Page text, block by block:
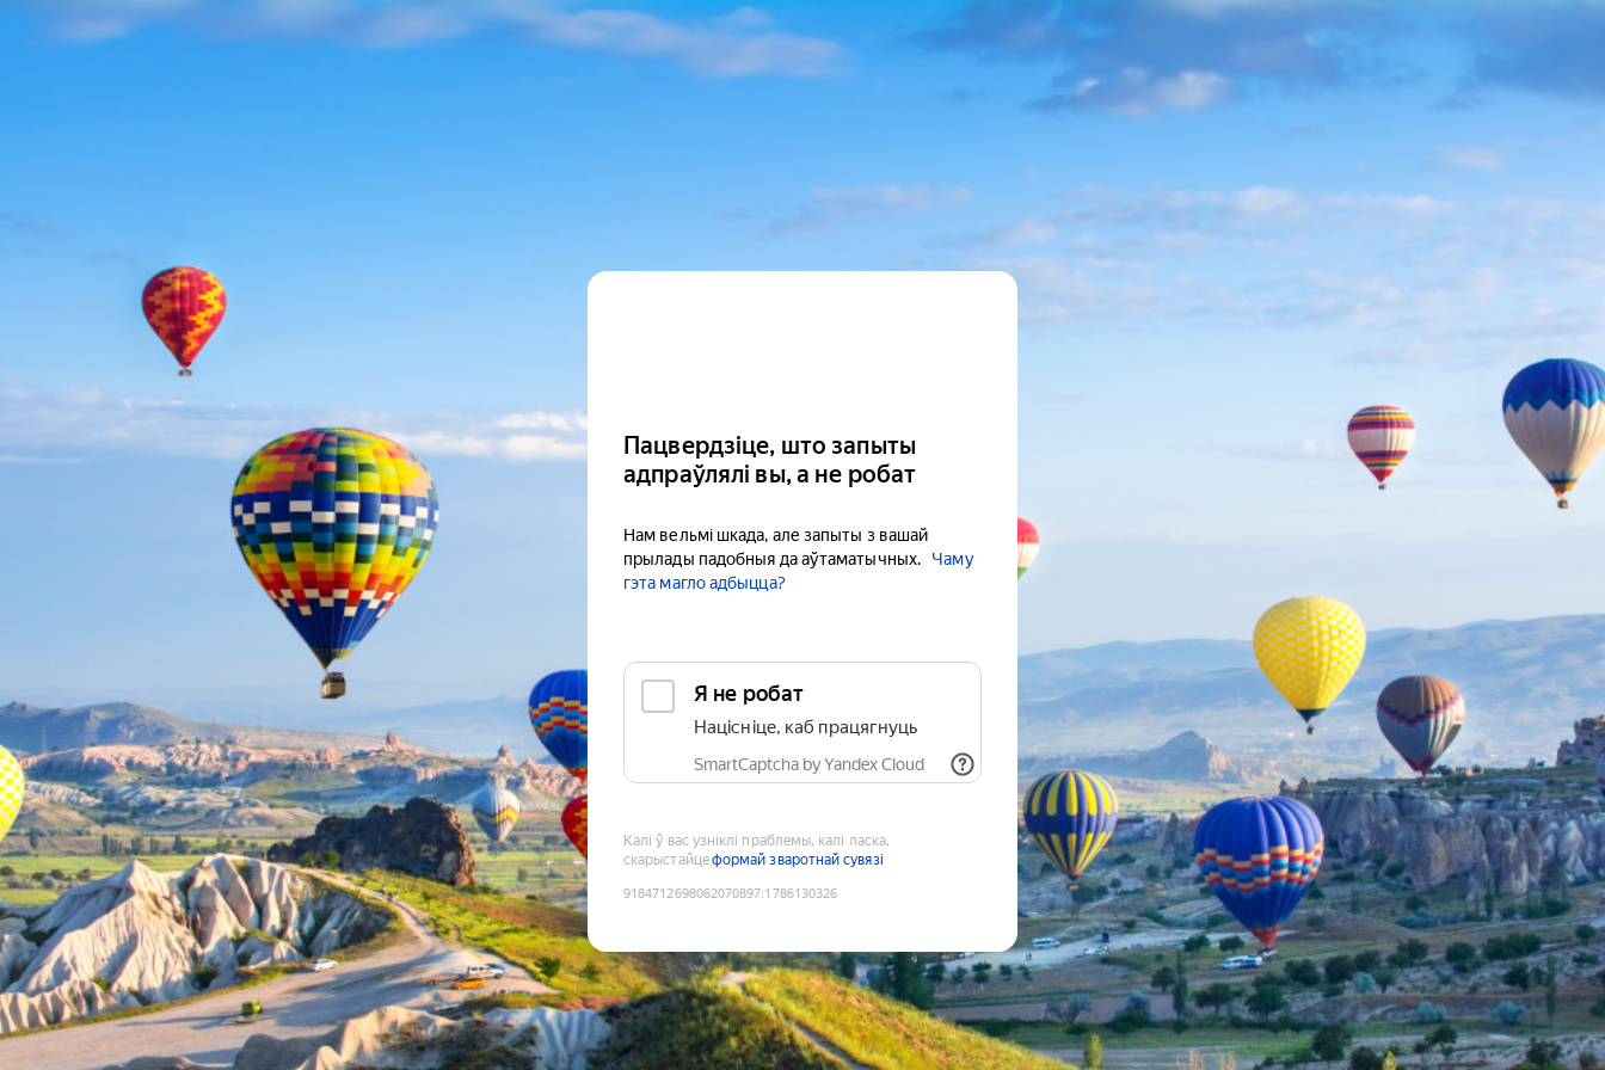
Пацвердзіце, што запыты
адпраўлялі вы, а не робат
Нам вельмі шкада, але запыты з вашай
прылады падобныя да аўтаматычных.
Чаму
гэта магло адбыцца?
Я не робат
Націсніце, каб працягнуць
SmartCaptcha by Yandex Cloud
Калі ў вас узніклі праблемы, калі ласка,
скарыстайцеформай зваротнай сувязі
9184712698062070897:1786130326